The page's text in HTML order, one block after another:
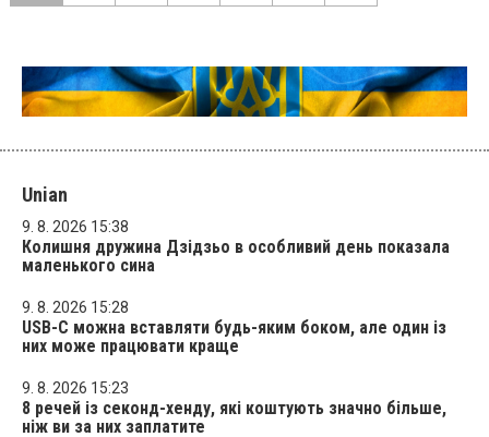
Unian
9. 8. 2026 15:38
Колишня дружина Дзідзьо в особливий день показала
маленького сина
9. 8. 2026 15:28
USB-C можна вставляти будь-яким боком, але один із
них може працювати краще
9. 8. 2026 15:23
8 речей із секонд-хенду, які коштують значно більше,
ніж ви за них заплатите